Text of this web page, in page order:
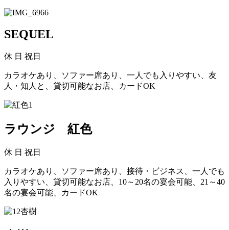
SEQUEL
休 日 祝日
カラオケあり、ソファー席あり、一人でも入りやすい、友
人・知人と、貸切可能なお店、カードOK
ラウンジ 紅色
休 日 祝日
カラオケあり、ソファー席あり、接待・ビジネス、一人でも
入りやすい、貸切可能なお店、10～20名の宴会可能、21～40
名の宴会可能、カードOK